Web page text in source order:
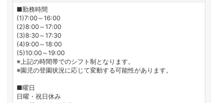
■勤務時間
(1)7:00～16:00
(2)8:00～17:00
(3)8:30～17:30
(4)9:00～18:00
(5)10:00～19:00
※上記の時間帯でのシフト制となります。
※園児の登園状況に応じて変動する可能性があります。
■曜日
日曜・祝日休み